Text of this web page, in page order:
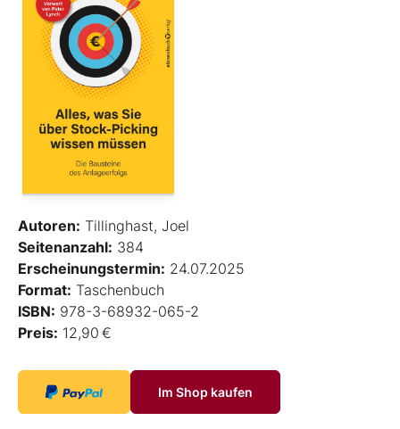
Autoren: Tillinghast, Joel
Seitenanzahl: 384
Erscheinungstermin: 24.07.2025
Format: Taschenbuch
ISBN: 978-3-68932-065-2
Preis: 12,90 €
Im Shop kaufen